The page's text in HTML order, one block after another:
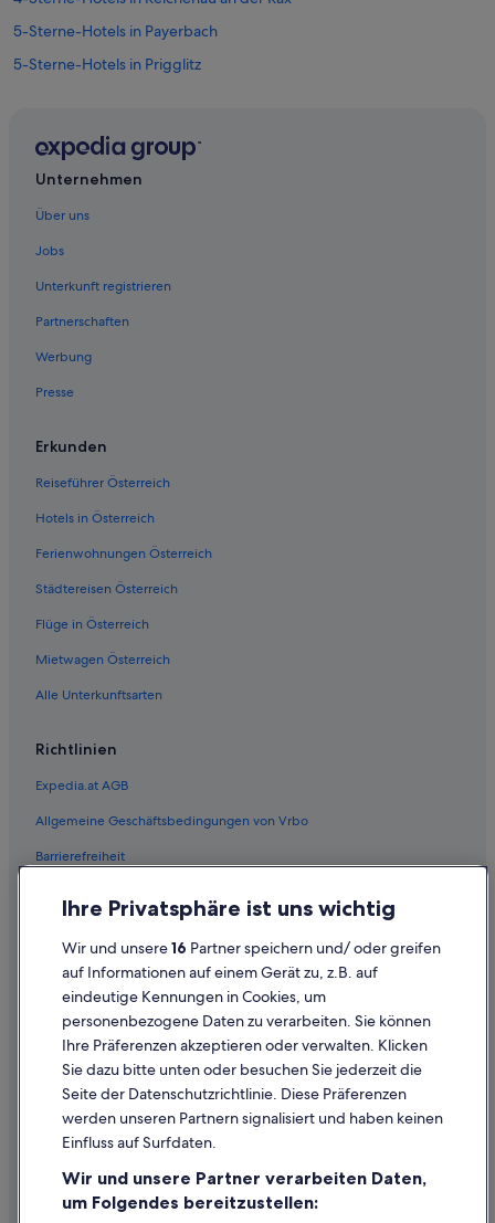
5-Sterne-Hotels in Payerbach
5-Sterne-Hotels in Prigglitz
Gasthöfe in Bahnhof Klamm-Schottwien
Hotels nahe Bahnhof Payerbach-Reichenau
Villen in Bahnhof Payerbach-Reichenau
Breitenstein Hotels
Lodges in Breitenstein
Ferienwohnungen in Gloggnitz
Chalets in Gloggnitz
Gasthöfe in Gloggnitz
Gloggnitz Hotels
Pensionen in Gloggnitz
Villen in Gloggnitz
Hotels nahe Informationszentrum Semmeringbahn
Maria Schutz Hotels
Ferienwohnungen in Payerbach
Hotels mit Frühstück in Payerbach
Hotel-Resorts in Payerbach
Payerbach Hotels
Hütten in Payerbach
Pensionen in Payerbach
Günstige in Prigglitz
Luxus in Prigglitz
Lodges in Prigglitz
Unternehmen
Über uns
Jobs
Unterkunft registrieren
Partnerschaften
Werbung
Presse
Erkunden
Reiseführer Österreich
Hotels in Österreich
Ferienwohnungen Österreich
Städtereisen Österreich
Flüge in Österreich
Mietwagen Österreich
Alle Unterkunftsarten
Richtlinien
Expedia.at AGB
Allgemeine Geschäftsbedingungen von Vrbo
Barrierefreiheit
Rechtliche Hinweise/Kontakt
Inhaltsrichtlinien und Melden von Inhalten
Hilfe
Hilfe
Rückerstattungsprozess und Zeitrahmen
Ihre Privatsphäre ist uns wichtig
Wir und unsere16 Partner speichern und/ oder greifen
auf Informationen auf einem Gerät zu, z.B. auf
eindeutige Kennungen in Cookies, um
personenbezogene Daten zu verarbeiten. Sie können
Ihre Präferenzen akzeptieren oder verwalten. Klicken
Sie dazu bitte unten oder besuchen Sie jederzeit die
Seite der Datenschutzrichtlinie. Diese Präferenzen
werden unseren Partnern signalisiert und haben keinen
Einfluss auf Surfdaten.
Wir und unsere Partner verarbeiten Daten,
um Folgendes bereitzustellen: